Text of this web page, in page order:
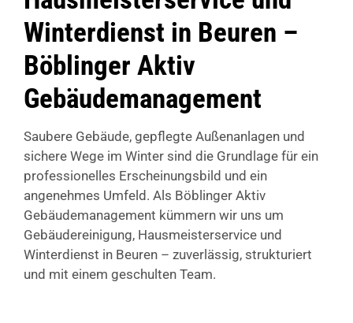
Winterdienst in Beuren –
Böblinger Aktiv
Gebäudemanagement
Saubere Gebäude, gepflegte Außenanlagen und
sichere Wege im Winter sind die Grundlage für ein
professionelles Erscheinungsbild und ein
angenehmes Umfeld. Als Böblinger Aktiv
Gebäudemanagement kümmern wir uns um
Gebäudereinigung, Hausmeisterservice und
Winterdienst in Beuren – zuverlässig, strukturiert
und mit einem geschulten Team.